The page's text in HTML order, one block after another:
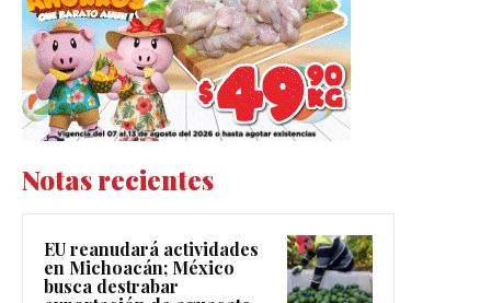
Notas recientes
EU reanudará actividades
en Michoacán; México
busca destrabar